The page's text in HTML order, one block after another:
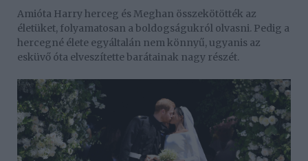
Amióta Harry herceg és Meghan összekötötték az
életüket, folyamatosan a boldogságukról olvasni. Pedig a
hercegné élete egyáltalán nem könnyű, ugyanis az
esküvő óta elveszítette barátainak nagy részét.